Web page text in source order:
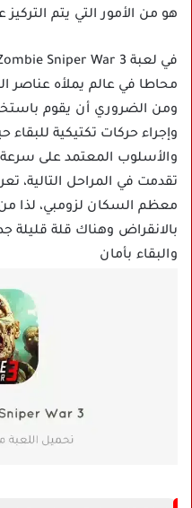
هو من الأمور التي يتم
محاطا في عالم يملأه عناصر
ومن الضروري أن يقوم
وإجراء حركات تكتيكية
والأسلوب المعتمد على سرعة
تقدمت في المراحل التالية،
معظم السكان لزومبي، لذا
بالانقراض وهناك قلة قليلة
والبقاء بأمان